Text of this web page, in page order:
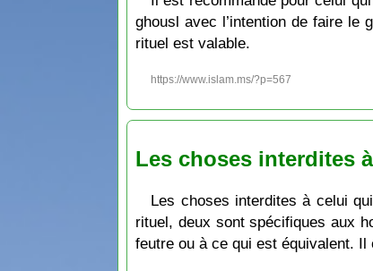
ghousl avec l’intention de faire le
rituel est valable.
https://www.islam.ms/?p=567
Les choses interdites
Les choses interdites à celui
rituel, deux sont spécifiques aux
feutre ou à ce qui est équivalent.